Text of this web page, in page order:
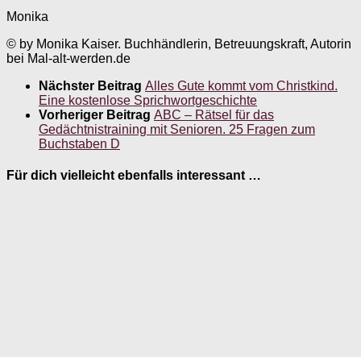
Monika
© by Monika Kaiser. Buchhändlerin, Betreuungskraft, Autorin
bei Mal-alt-werden.de
Nächster Beitrag Alles Gute kommt vom Christkind.
Eine kostenlose Sprichwortgeschichte
Vorheriger Beitrag ABC – Rätsel für das
Gedächtnistraining mit Senioren. 25 Fragen zum
Buchstaben D
Für dich vielleicht ebenfalls interessant …